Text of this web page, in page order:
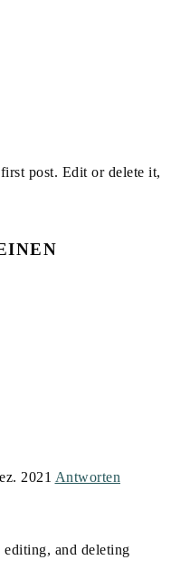
post. Edit or delete it,
2021 Antworten
and deleting